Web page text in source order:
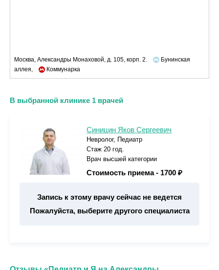
Москва, Александры Монаховой, д. 105, корп. 2.
Бунинская
аллея,
Коммунарка
В выбранной клинике 1 врачей
Синицин Яков Сергеевич
Невролог, Педиатр
Стаж 20 год.
Врач высшей категории
Стоимость приема - 1700 ₽
Запись к этому врачу сейчас не ведется
Пожалуйста, выберите другого специалиста